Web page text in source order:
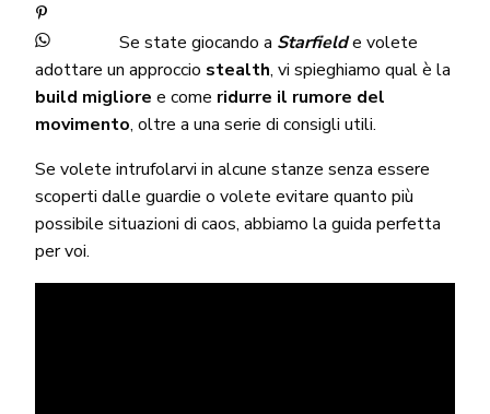
Se state giocando a Starfielde volete
adottare un approccio stealth, vi spieghiamo qual è la
build migliore e come ridurre il rumore del
movimento, oltre a una serie di consigli utili.
Se volete intrufolarvi in alcune stanze senza essere
scoperti dalle guardie o volete evitare quanto più
possibile situazioni di caos, abbiamo la guida perfetta
per voi.